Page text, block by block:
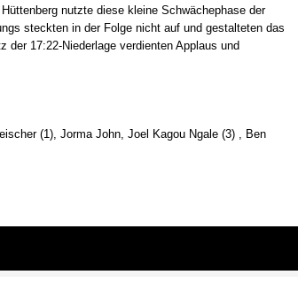
nutzte diese kleine Schwächephase der
steckten in der Folge nicht auf und gestalteten das
17:22-Niederlage verdienten Applaus und
(1), Jorma John, Joel Kagou Ngale (3) , Ben